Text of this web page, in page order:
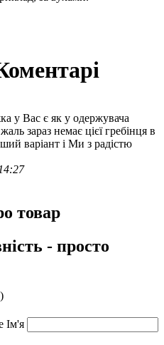
у Вас є як у одержувача
зараз немає цієї гребінця в
варіант і Ми з радістю
товар
- просто
Ім'я